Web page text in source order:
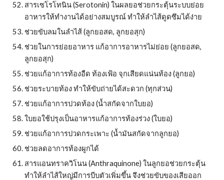
สารเซโรโทนิน (Serotonin) ในผลยอช่วยกระตุ้นระบบย่อย
อาหารให้ทำงานได้อย่างสมบูรณ์ ทำให้ลำไส้ดูดซึมได้ง่าย
ช่วยขับลมในลำไส้ (ลูกยอสด, ลูกยอสุก)
ช่วยในการย่อยอาหาร แก้อาการอาหารไม่ย่อย (ลูกยอสด,
ลูกยอสุก)
ช่วยแก้อาการท้องอืด ท้องเฟ้อ จุกเสียดแน่นท้อง (ลูกยอ)
ช่วยระบายท้อง ทำให้ขับถ่ายได้สะดวก (ทุกส่วน)
ช่วยแก้อาการปวดท้อง (น้ำสกัดจากใบยอ)
ใบยอใช้ปรุงเป็นอาหารแก้อาการท้องร่วง (ใบยอ)
ช่วยแก้อาการปวดกระเพาะ (น้ำมันสกัดจากลูกยอ)
ช่วยลดอาการท้องผูกได้
สารแอนทราควิโนน (Anthraquinone) ในลูกยอช่วยกระตุ้น
ทำให้ลำไส้ใหญ่มีการบีบตัวเพิ่มขึ้น จึงช่วยขับของเสียออก